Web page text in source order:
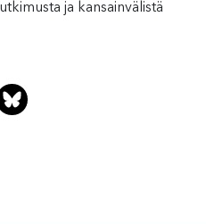
ja kansainvälistä